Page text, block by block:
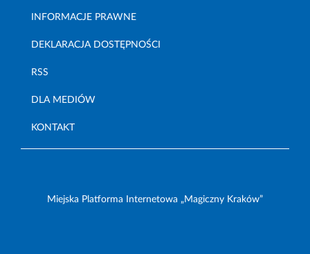
INFORMACJE PRAWNE
DEKLARACJA DOSTĘPNOŚCI
RSS
DLA MEDIÓW
KONTAKT
Miejska Platforma Internetowa „Magiczny Kraków”